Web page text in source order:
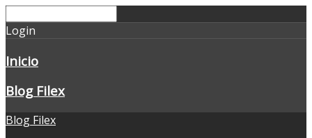
Login
Inicio
Blog Filex
Blog Filex